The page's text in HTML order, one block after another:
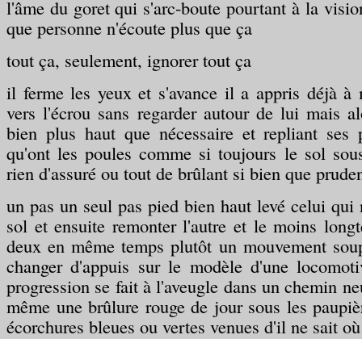
l'âme du goret qui s'arc-boute pourtant à la
que personne n'écoute plus que ça
tout ça, seulement, ignorer tout ça
il ferme les yeux et s'avance il a appris déjà à
vers l'écrou sans regarder autour de lui mais
bien plus haut que nécessaire et repliant ses
qu'ont les poules comme si toujours le sol
rien d'assuré ou tout de brûlant si bien que
un pas un seul pas pied bien haut levé celui qui
sol et ensuite remonter l'autre et le moins
deux en même temps plutôt un mouvement
changer d'appuis sur le modèle d'une
progression se fait à l'aveugle dans un chemin
même une brûlure rouge de jour sous les
écorchures bleues ou vertes venues d'il ne sait où